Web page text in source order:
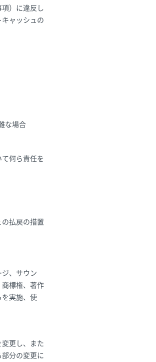
）に違反し
ャッシュの
な場合
何ら責任を
払戻の措置
、サウン
商標権、著作
を実施、使
更し、また
分の変更に